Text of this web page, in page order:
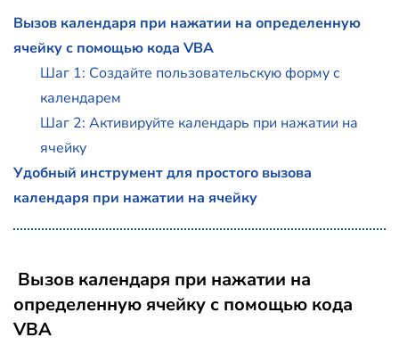
Вызов календаря при нажатии на определенную
ячейку с помощью кода VBA
Шаг 1: Создайте пользовательскую форму с
календарем
Шаг 2: Активируйте календарь при нажатии на
ячейку
Удобный инструмент для простого вызова
календаря при нажатии на ячейку
Вызов календаря при нажатии на
определенную ячейку с помощью кода
VBA